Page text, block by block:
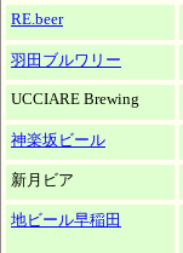
RE.beer
羽田ブルワリー
UCCIARE Brewing
神楽坂ビール
新月ビア
地ビール早稲田